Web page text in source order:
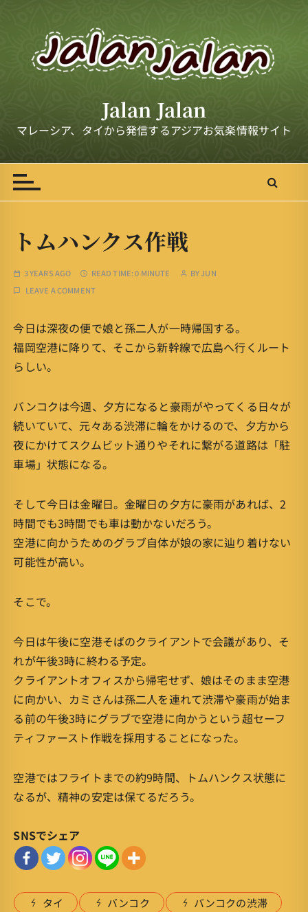
t
n
Jalan Jalan
マレーシア、タイから発信するアジアお気楽情報サイト
トムハンクス作戦
3 YEARS AGO READ TIME:0 MINUTE BYJUN
LEAVE A COMMENT
今日は深夜の便で娘と孫二人が一時帰国する。
福岡空港に降りて、そこから新幹線で広島へ行くルート
らしい。
バンコクは今週、夕方になると豪雨がやってくる日々が
続いていて、元々ある渋滞に輪をかけるので、夕方から
夜にかけてスクムビット通りやそれに繋がる道路は「駐
車場」状態になる。
そして今日は金曜日。金曜日の夕方に豪雨があれば、2
時間でも3時間でも車は動かないだろう。
空港に向かうためのグラブ自体が娘の家に辿り着けない
可能性が高い。
そこで。
今日は午後に空港そばのクライアントで会議があり、そ
れが午後3時に終わる予定。
クライアントオフィスから帰宅せず、娘はそのまま空港
に向かい、カミさんは孫二人を連れて渋滞や豪雨が始ま
る前の午後3時にグラブで空港に向かうという超セーフ
ティファースト作戦を採用することになった。
空港ではフライトまでの約9時間、トムハンクス状態に
なるが、精神の安定は保てるだろう。
SNSでシェア
タイ バンコク
バンコクの渋滞